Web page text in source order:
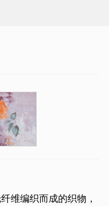
维编织而成的织物，